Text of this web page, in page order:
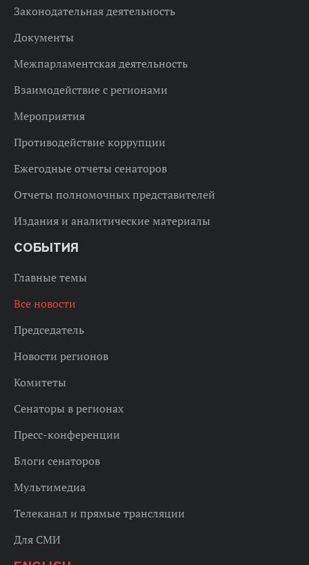
Законодательная деятельность
Документы
Межпарламентская деятельность
Взаимодействие с регионами
Мероприятия
Противодействие коррупции
Ежегодные отчеты сенаторов
Отчеты полномочных представителей
Издания и аналитические материалы
СОБЫТИЯ
Главные темы
Все новости
Председатель
Новости регионов
Комитеты
Сенаторы в регионах
Пресс-конференции
Блоги сенаторов
Мультимедиа
Телеканал и прямые трансляции
Для СМИ